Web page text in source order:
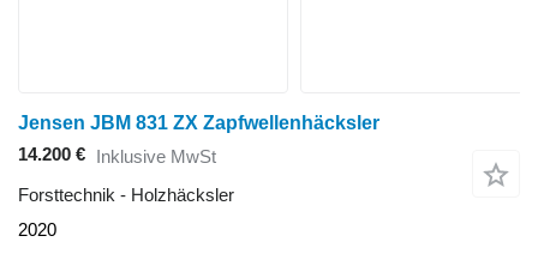
Jensen JBM 831 ZX Zapfwellenhäcksler
14.200 € Inklusive MwSt
Forsttechnik - Holzhäcksler
2020